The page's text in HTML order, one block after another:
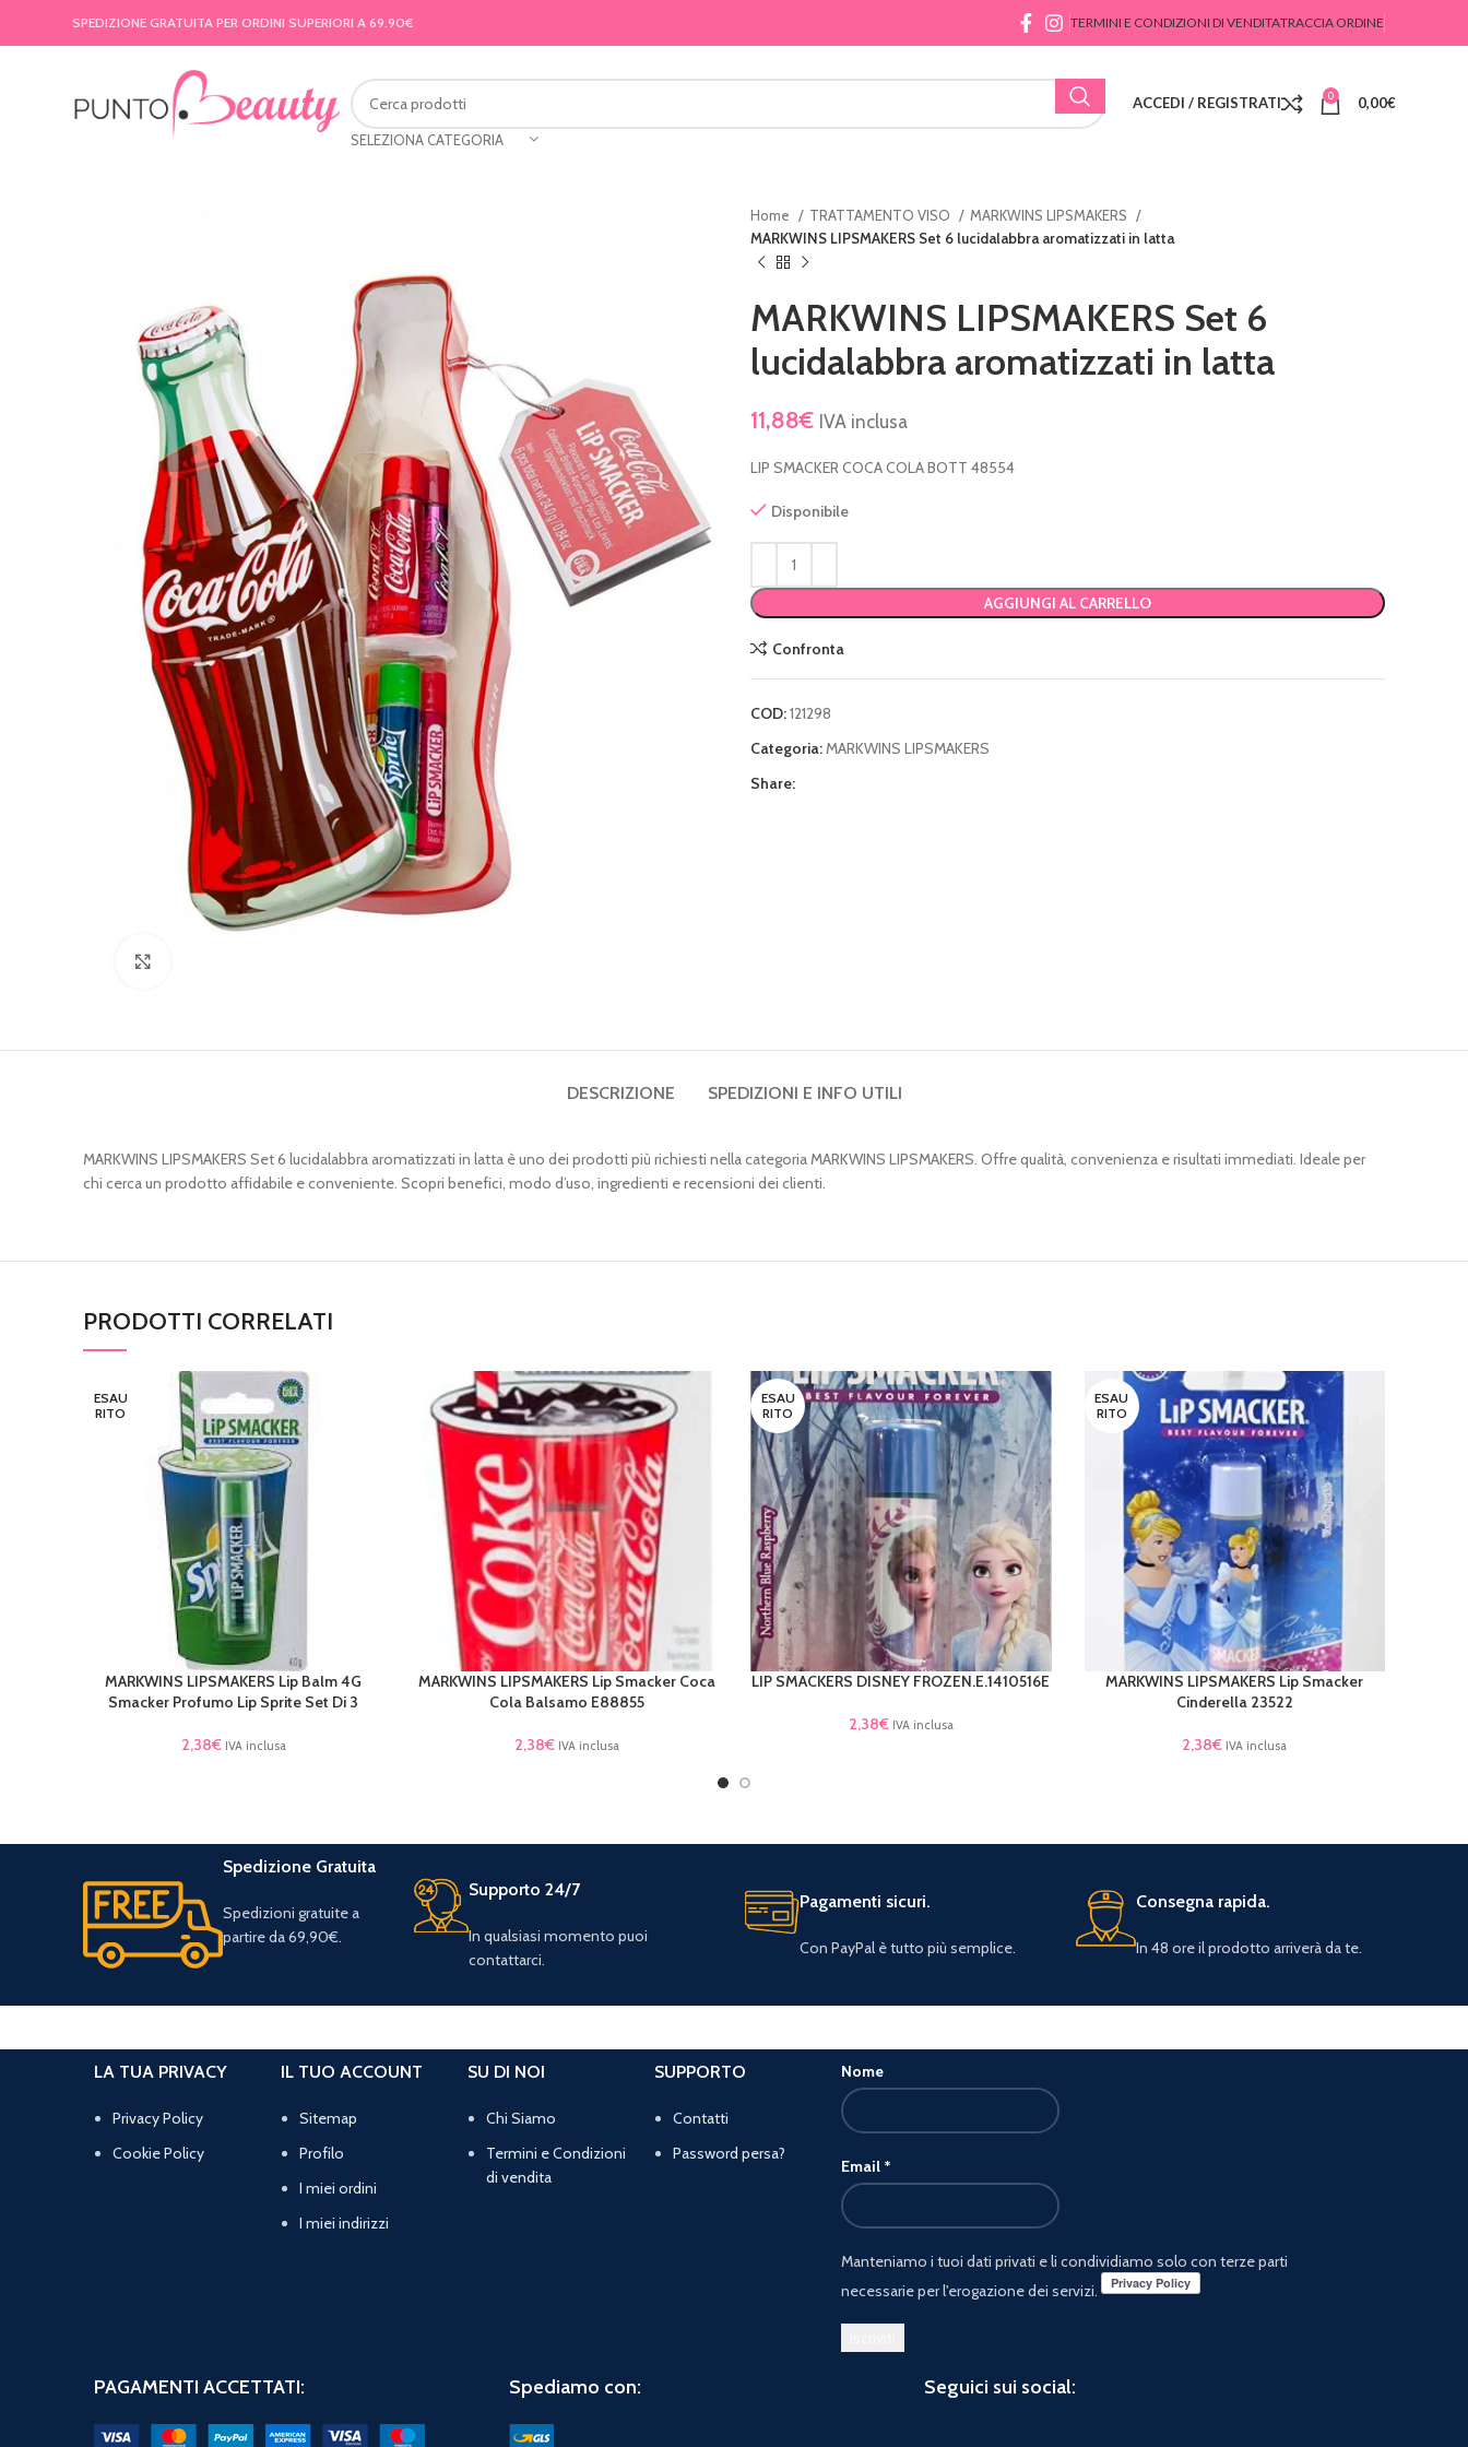
SPEDIZIONE GRATUITA PER ORDINI SUPERIORI A 69.90€ TERMINI E CONDIZIONI DI VENDITATRACCIA ORDINE
SELEZIONA CATEGORIA
ACCEDI / REGISTRATI 0 0,00€
Home TRATTAMENTO VISO
MARKWINS LIPSMAKERS
MARKWINS LIPSMAKERS Set 6 lucidalabbra aromatizzati in latta
MARKWINS LIPSMAKERS Set 6
lucidalabbra aromatizzati in latta
11,88€ IVA inclusa
LIP SMACKER COCA COLA BOTT 48554
Disponibile
AGGIUNGI AL CARRELLO
Confronta
COD:121298
Categoria:MARKWINS LIPSMAKERS
Share:
DESCRIZIONE SPEDIZIONI E INFO UTILI
MARKWINS LIPSMAKERS Set 6 lucidalabbra aromatizzati in latta è uno dei prodotti più richiesti nella categoria MARKWINS LIPSMAKERS. Offre qualità, convenienza e risultati immediati. Ideale per
chi cerca un prodotto affidabile e conveniente. Scopri benefici, modo d’uso, ingredienti e recensioni dei clienti.
PRODOTTI CORRELATI
ESAU
RITO
LEGGI TUTTO
MARKWINS LIPSMAKERS Lip Balm 4G
Smacker Profumo Lip Sprite Set Di 3
2,38€ IVA inclusa
AGGIUNGI AL CARRELLO
MARKWINS LIPSMAKERS Lip Smacker Coca
Cola Balsamo E88855
2,38€ IVA inclusa
ESAU
RITO
LEGGI TUTTO
LIP SMACKERS DISNEY FROZEN.E.1410516E
2,38€ IVA inclusa
ESAU
RITO
LEGGI TUTTO
MARKWINS LIPSMAKERS Lip Smacker
Cinderella 23522
2,38€ IVA inclusa
Spedizione Gratuita
Spedizioni gratuite a
partire da 69,90€.
Supporto 24/7
In qualsiasi momento puoi
contattarci.
Pagamenti sicuri.
Con PayPal è tutto più semplice.
Consegna rapida.
In 48 ore il prodotto arriverà da te.
LA TUA PRIVACY
Privacy Policy
Cookie Policy
IL TUO ACCOUNT
Sitemap
Profilo
I miei ordini
I miei indirizzi
SU DI NOI
Chi Siamo
Termini e Condizioni
di vendita
SUPPORTO
Contatti
Password persa?
Nome
Email *
Manteniamo i tuoi dati privati e li condividiamo solo con terze parti
necessarie per l'erogazione dei servizi.
PAGAMENTI ACCETTATI: Spediamo con: Seguici sui social: